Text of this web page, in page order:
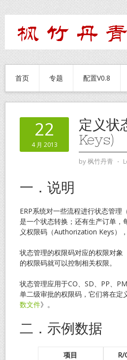
首页 专题 配置V0.8
22
4 月 2013
定义
Keys)
by枫竹丹青 ⋅
一．说明
ERP系统对一些流程进行状态管
是一个状态转换；还有生产订单
义权限码（Authorization Keys）
状态管理的权限码对应的权限对
的权限码就可以控制相关权限。
状态管理应用于CO、SD、PP、
单二级审批的权限码，它们将在定
数文件》。
二．示例数据
项目 R/